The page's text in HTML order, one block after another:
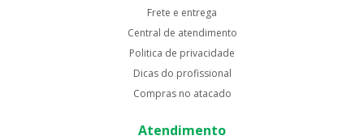
Frete e entrega
Central de atendimento
Politica de privacidade
Dicas do profissional
Compras no atacado
Atendimento